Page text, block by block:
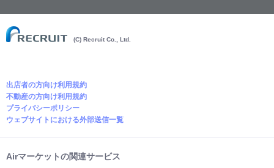
(C) Recruit Co., Ltd.
出店者の方向け利用規約
不動産の方向け利用規約
プライバシーポリシー
ウェブサイトにおける外部送信一覧
Airマーケットの関連サービス